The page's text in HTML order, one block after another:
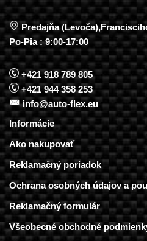
Predajňa
Po-Pia : 9:00-17:00
+421 918 789 805
+421 944 358 253
info@auto-flex.eu
Informácie
Ako nakupovať
Reklamačný poriadok
Ochrana osobných údajov a
Reklamačný formulár
Všeobecné obchodné